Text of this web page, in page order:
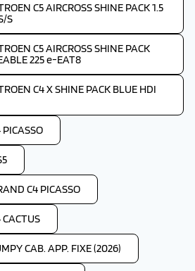
C5 AIRCROSS SHINE PACK 1.5
S
C5 AIRCROSS SHINE PACK
225 e-EAT8
C4 X SHINE PACK BLUE HDI
C4 PICASSO
CAB. APP. FIXE (2026)